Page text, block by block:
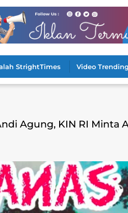
StrightTimes Video Trending
Agung, KIN RI Minta